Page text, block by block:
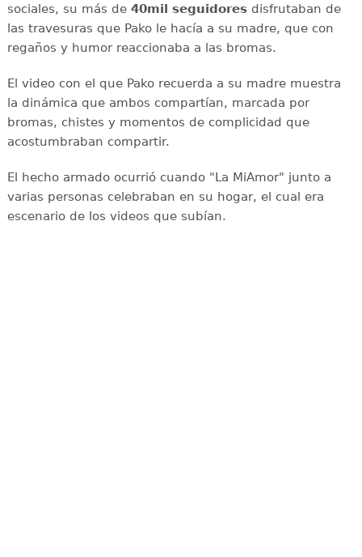
sociales, su más de40mil seguidoresdisfrutaban de
las travesuras que Pako le hacía a su madre, que con
regaños y humor reaccionaba a las bromas.
El video con el que Pako recuerda a su madre muestra
la dinámica que ambos compartían, marcada por
bromas, chistes y momentos de complicidad que
acostumbraban compartir.
El hecho armado ocurrió cuando "La MiAmor" junto a
varias personas celebraban en su hogar, el cual era
escenario de los videos que subían.